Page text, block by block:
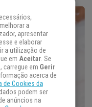
a
apresentar
e elaborar
a utilização de
em Aceitar. Se
carregue em Gerir
acerca de
de Cookies da
podem ser
anúncios na